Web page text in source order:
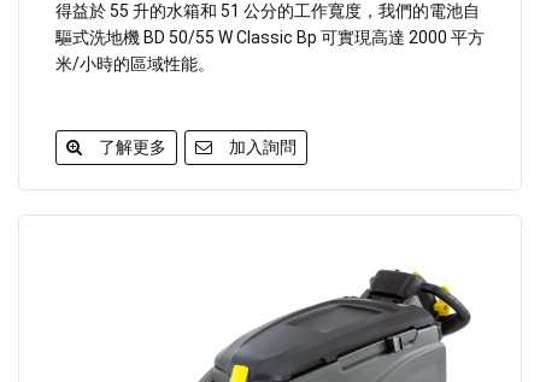
得益於 55 升的水箱和 51 公分的工作寬度，我們的電池自
驅式洗地機 BD 50/55 W Classic Bp 可實現高達 2000 平方
米/小時的區域性能。
了解更多 加入詢問